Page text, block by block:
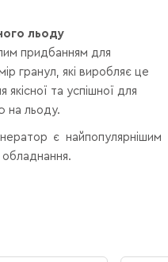
льоду
придбанням для
гранул, які виробляє це
якісної та успішної для
на льоду.
є найпопулярнішим